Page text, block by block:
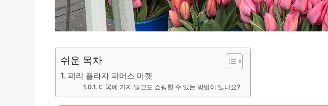
쉬운 목차
페리 플라자 파머스 마켓
미국에 가지 않고도 쇼핑할 수 있는 방법이 있나요?